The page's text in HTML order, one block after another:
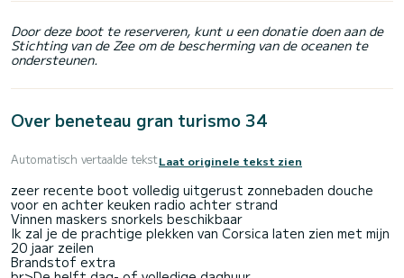
Door deze boot te reserveren, kunt u een donatie doen aan de
Stichting van de Zee om de bescherming van de oceanen te
ondersteunen.
Over beneteau gran turismo 34
Automatisch vertaalde tekstLaat originele tekst zien
zeer recente boot volledig uitgerust zonnebaden douche
voor en achter keuken radio achter strand
Vinnen maskers snorkels beschikbaar
Ik zal je de prachtige plekken van Corsica laten zien met mijn
20 jaar zeilen
Brandstof extra